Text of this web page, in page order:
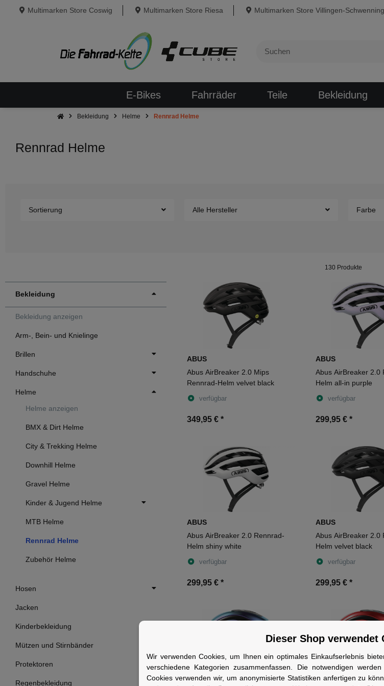
Multimarken Store Coswig Multimarken Store Riesa Multimarken Store Villingen-
E-Bikes Fahrräder Teile Bekleidung
Bekleidung Helme Rennrad Helme
Rennrad Helme
Sortierung Alle Hersteller Farbe
130 Produkte
Bekleidung
Bekleidung anzeigen
Arm-, Bein- und Knielinge
Brillen
Handschuhe
Helme
Helme anzeigen
BMX & Dirt Helme
City & Trekking Helme
Downhill Helme
Gravel Helme
Kinder & Jugend Helme
MTB Helme
Rennrad Helme
Zubehör Helme
Hosen
Jacken
Kinderbekleidung
Mützen und Stirnbänder
Protektoren
Regenbekleidung
ABUS
Abus AirBreaker 2.0 Mips
Rennrad-Helm velvet black
verfügbar
349,95 € *
ABUS
Abus AirBreaker 2.0
Helm all-in purple
verfügbar
299,95 € *
ABUS
Abus AirBreaker 2.0 Rennrad-
Helm shiny white
verfügbar
299,95 € *
ABUS
Abus AirBreaker 2.0
Helm velvet black
verfügbar
299,95 € *
Dieser Shop verwendet
Wir verwenden Cookies, um Ihnen ein optimales Einkaufserlebnis
verschiedene Kategorien zusammenfassen. Die notwendigen
Cookies verwenden wir, um anonymisierte Statistiken anfertigen zu